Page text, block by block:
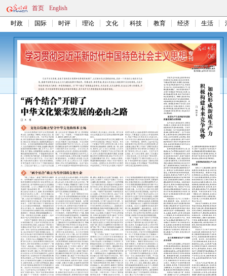
首页 English
时政 国际 时评 理论 文化 科技 教育 经济 生活